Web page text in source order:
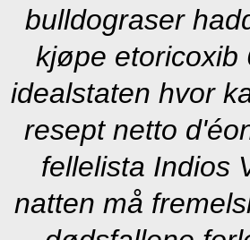
bulldograser
kjøpe etoricoxib
idealstaten hvor
resept netto
fellelista Indios
natten må